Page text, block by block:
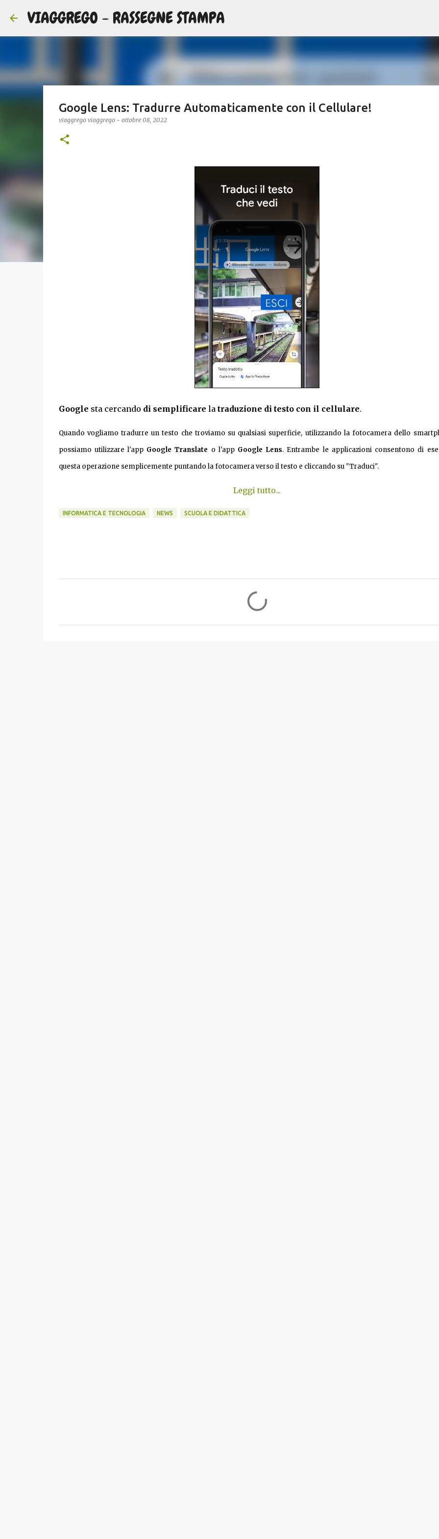
VIAGGREGO - RASSEGNE STAMPA
Google Lens: Tradurre Automaticamente con il Cellulare!
viaggrego viaggrego - ottobre 08, 2022
Google sta cercando di semplificare la traduzione di testo con il cellulare.
Quando vogliamo tradurre un testo che troviamo su qualsiasi superficie, utilizzando la fotocamera dello
possiamo utilizzare l'app Google Translate o l'app Google Lens. Entrambe le applicazioni consentono di
questa operazione semplicemente puntando la fotocamera verso il testo e cliccando su "Traduci".
Leggi tutto...
INFORMATICA E TECNOLOGIA NEWS SCUOLA E DIDATTICA